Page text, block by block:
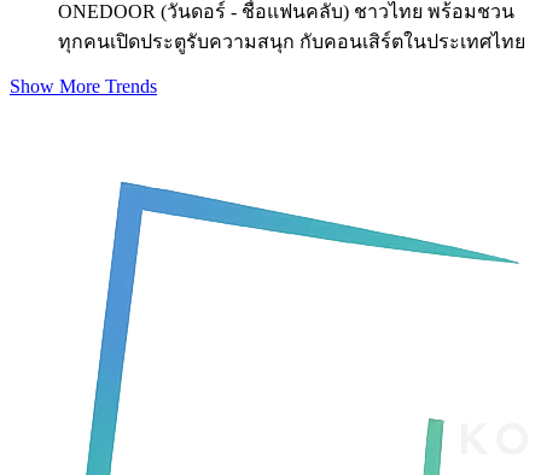
ONEDOOR (วันดอร์ - ชื่อแฟนคลับ) ชาวไทย พร้อมชวน
ทุกคนเปิดประตูรับความสนุก กับคอนเสิร์ตในประเทศไทย
Show More Trends